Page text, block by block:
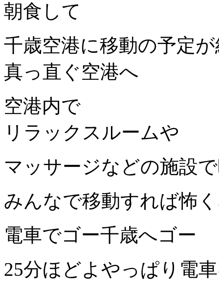
朝食して
千歳空港に移動の予定
真っ直ぐ空港へ
空港内で
リラックスルームや
マッサージなどの施設
みんなで移動すれば怖
電車でゴー千歳へゴー
25分ほどよやっぱり電